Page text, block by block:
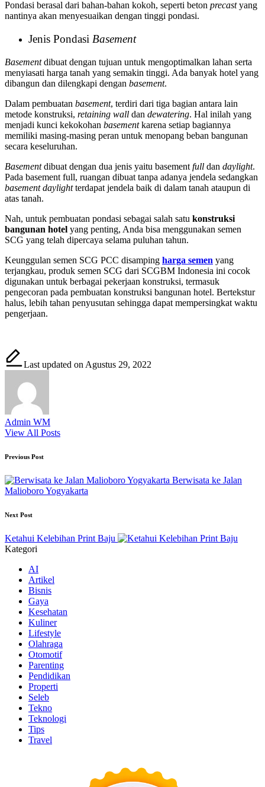
Pondasi berasal dari bahan-bahan kokoh, seperti beton precastyang
nantinya akan menyesuaikan dengan tinggi pondasi.
Jenis Pondasi Basement
Basementdibuat dengan tujuan untuk mengoptimalkan lahan serta
menyiasati harga tanah yang semakin tinggi. Ada banyak hotel yang
dibangun dan dilengkapi dengan basement.
Dalam pembuatan basement, terdiri dari tiga bagian antara lain
metode konstruksi, retaining wall dan dewatering. Hal inilah yang
menjadi kunci kekokohan basementkarena setiap bagiannya
memiliki masing-masing peran untuk menopang beban bangunan
secara keseluruhan.
Basementdibuat dengan dua jenis yaitu basement full dan daylight.
Pada basement full, ruangan dibuat tanpa adanya jendela sedangkan
basement daylightterdapat jendela baik di dalam tanah ataupun di
atas tanah.
Nah, untuk pembuatan pondasi sebagai salah satu konstruksi
bangunan hotel yang penting, Anda bisa menggunakan semen
SCG yang telah dipercaya selama puluhan tahun.
Keunggulan semen SCG PCC disamping harga semen yang
terjangkau, produk semen SCG dari SCGBM Indonesia ini cocok
digunakan untuk berbagai pekerjaan konstruksi, termasuk
pengecoran pada pembuatan konstruksi bangunan hotel. Bertekstur
halus, lebih tahan penyusutan sehingga dapat mempersingkat waktu
pengerjaan.
Last updated on Agustus 29, 2022
Admin WM
View All Posts
Post
navigation
Previous Post
Berwisata ke Jalan
Malioboro Yogyakarta
Next Post
Ketahui Kelebihan Print Baju
Kategori
AI
Artikel
Bisnis
Gaya
Kesehatan
Kuliner
Lifestyle
Olahraga
Otomotif
Parenting
Pendidikan
Properti
Seleb
Tekno
Teknologi
Tips
Travel